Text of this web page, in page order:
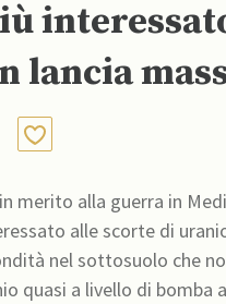
lancia
merito alla guerra in
alle scorte di
nel sottosuolo che
quasi a livello di bomba